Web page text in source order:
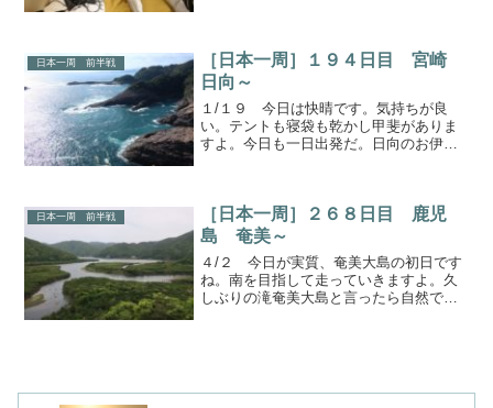
テントより広いですし、...
日本一周 前半戦
［日本一周］１９４日目 宮崎
日向～
１/１９ 今日は快晴です。気持ちが良
い。テントも寝袋も乾かし甲斐がありま
すよ。今日も一日出発だ。日向のお伊勢
曜日です。思っていたより...
日本一周 前半戦
［日本一周］２６８日目 鹿児
島 奄美～
４/２ 今日が実質、奄美大島の初日です
ね。南を目指して走っていきますよ。久
しぶりの滝奄美大島と言ったら自然です